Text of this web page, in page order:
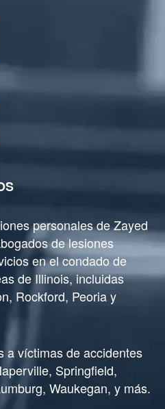
personales de Zayed
de lesiones
en el condado de
de Illinois, incluidas
Rockford, Peoria y
a víctimas de accidentes
Springfield,
Waukegan, y más.